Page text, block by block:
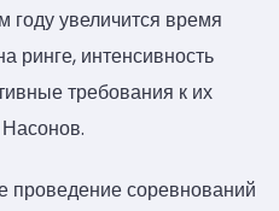
году увеличится время
ринге, интенсивность
требования к их
проведение соревнований